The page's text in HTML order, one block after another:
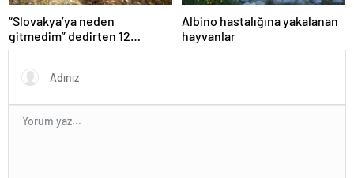
“Slovakya’ya neden
gitmedim” dedirten 12
fotoğraf
Albino hastalığına yakalanan
hayvanlar